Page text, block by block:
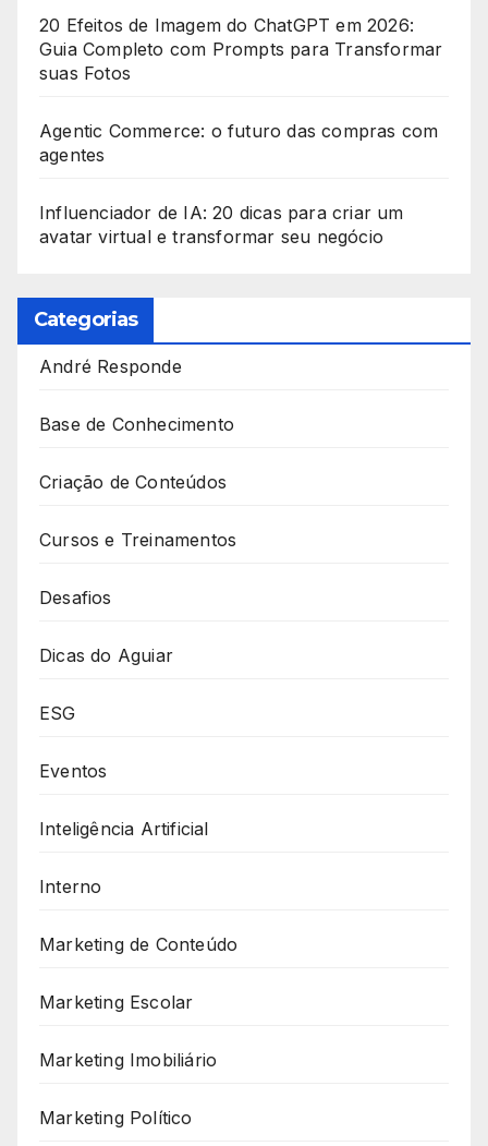
20 Efeitos de Imagem do ChatGPT em 2026:
Guia Completo com Prompts para Transformar
suas Fotos
Agentic Commerce: o futuro das compras com
agentes
Influenciador de IA: 20 dicas para criar um
avatar virtual e transformar seu negócio
Categorias
André Responde
Base de Conhecimento
Criação de Conteúdos
Cursos e Treinamentos
Desafios
Dicas do Aguiar
ESG
Eventos
Inteligência Artificial
Interno
Marketing de Conteúdo
Marketing Escolar
Marketing Imobiliário
Marketing Político